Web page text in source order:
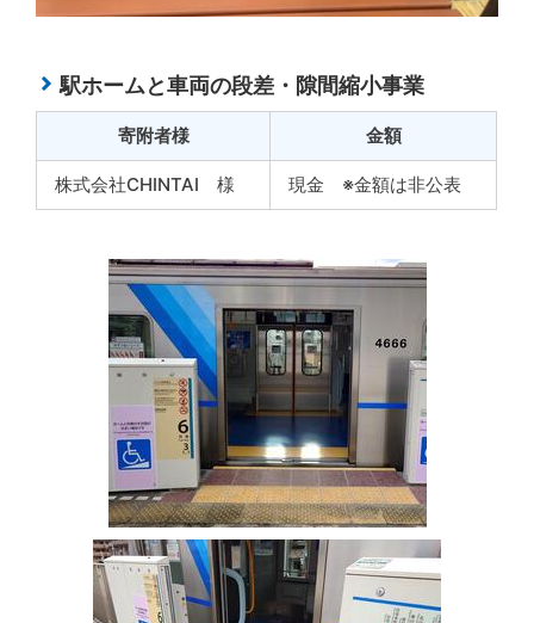
駅ホームと車両の段差・隙間縮小事業
寄附者様 金額
株式会社CHINTAI 様 現金 ※金額は非公表